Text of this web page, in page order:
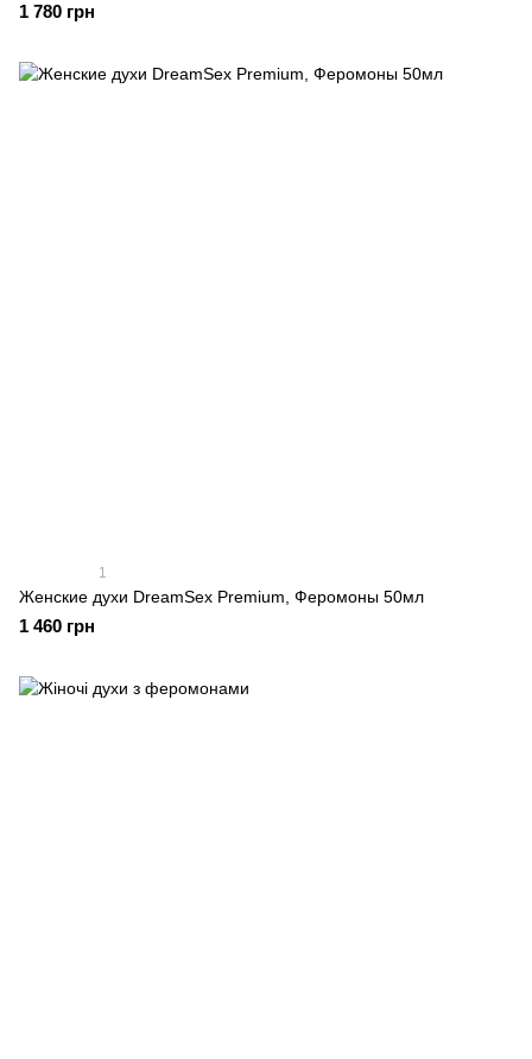
1 780 грн
1
Женские духи DreamSex Premium, Феромоны 50мл
1 460 грн